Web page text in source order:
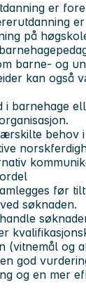
er
på
barne- og
kan også
i barnehage
behov
før
søknaden.
(vitnemål og
god
og en mer